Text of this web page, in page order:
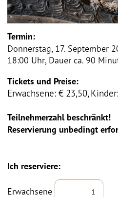
Termin:
Donnerstag, 17. September
18:00 Uhr, Dauer ca. 90
Tickets und Preise:
Erwachsene: € 23,50,
Teilnehmerzahl beschränkt!
Reservierung unbedingt
Ich reserviere:
Erwachsene